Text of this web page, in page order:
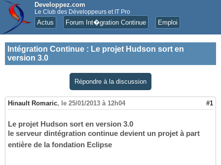
Developpez.com
Le Club des Développeurs et IT Pro
Actus Forum Int�gration Continue Emploi
Intégration Continue : Le projet Hudson sort en
version 3.0
Répondre à la discussion
Hinault Romaric, le 25/01/2013 à 12h04 #1
Le projet Hudson sort en version 3.0
le serveur dintégration continue devient un projet à part
entière de la fondation Eclipse